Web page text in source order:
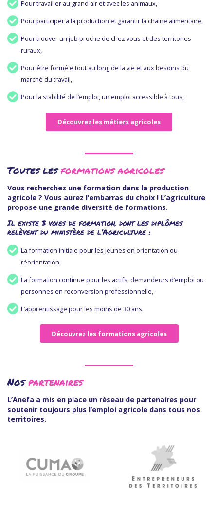
Pour travailler au grand air et avec les animaux,
Pour participer à la production et garantir la chaîne alimentaire,
Pour trouver un job proche de chez vous et des territoires
ruraux,
Pour être formé.e tout au long de la vie et aux besoins du
marché du travail,
Pour la stabilité de l’emploi, un emploi accessible à tous,
Découvrez les métiers agricoles
Toutes lesformations agricoles
Vous recherchez une formation dans la production
agricole ? Vous aurez l’embarras du choix ! L’agriculture
propose une grande diversité de formations.
Il existe 3 voies de formation, dont les diplômes
relèvent du ministère de l’Agriculture :
La formation initiale pour les jeunes en orientation ou
réorientation,
La formation continue pour les actifs, demandeurs d’emploi ou
personnes en reconversion professionnelle,
L’apprentissage pour les moins de 30 ans.
Découvrez les formations agricoles
Nospartenaires
L’Anefa a mis en place un réseau de partenaires pour
soutenir toujours plus l’emploi agricole dans tous nos
territoires.